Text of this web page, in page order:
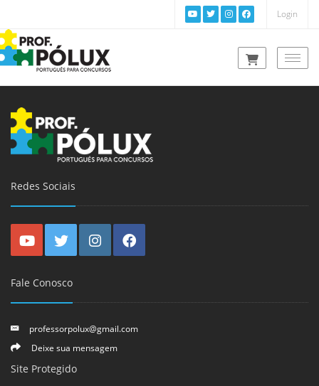
Login
Redes Sociais
Fale Conosco
professorpolux@gmail.com
Deixe sua mensagem
Site Protegido